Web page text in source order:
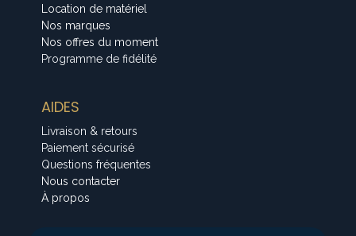
Location de matériel
Nos marques
Nos offres du moment
Programme de fidélité
AIDES
Livraison & retours
Paiement sécurisé
Questions fréquentes
Nous contacter
À propos